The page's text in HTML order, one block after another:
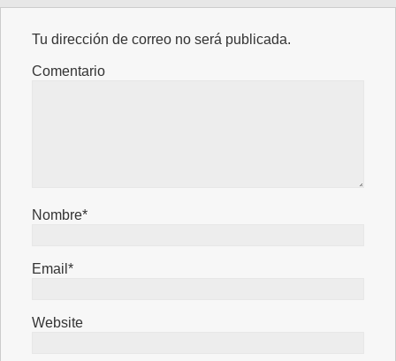
Tu dirección de correo no será publicada.
Comentario
Nombre*
Email*
Website